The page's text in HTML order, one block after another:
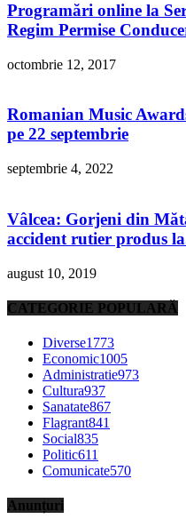
Programări online la
Regim Permise
octombrie 12, 2017
Romanian Music
pe 22 septembrie
septembrie 4, 2022
Vâlcea: Gorjeni din
accident rutier produs
august 10, 2019
CATEGORIE POPULARĂ
Diverse1773
Economic1005
Administratie973
Cultura937
Sanatate867
Flagrant841
Social835
Politic611
Comunicate570
Anunțuri